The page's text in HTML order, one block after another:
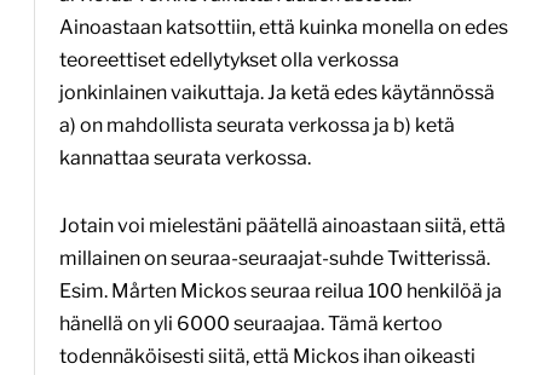
Ainoastaan katsottiin, että kuinka monella on edes
teoreettiset edellytykset olla verkossa
jonkinlainen vaikuttaja. Ja ketä edes käytännössä
a) on mahdollista seurata verkossa ja b) ketä
kannattaa seurata verkossa.
Jotain voi mielestäni päätellä ainoastaan siitä, että
millainen on seuraa-seuraajat-suhde Twitterissä.
Esim. Mårten Mickos seuraa reilua 100 henkilöä ja
hänellä on yli 6000 seuraajaa. Tämä kertoo
todennäköisesti siitä, että Mickos ihan oikeasti